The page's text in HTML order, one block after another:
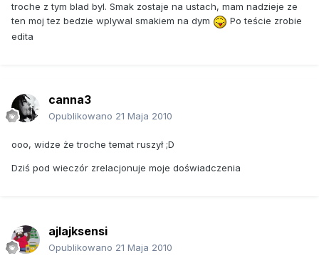
troche z tym blad byl. Smak zostaje na ustach, mam nadzieje ze
ten moj tez bedzie wplywal smakiem na dym
Po teście zrobie
edita
canna3
Opublikowano 21 Maja 2010
ooo, widze że troche temat ruszył ;D
Dziś pod wieczór zrelacjonuje moje doświadczenia
ajlajksensi
Opublikowano 21 Maja 2010